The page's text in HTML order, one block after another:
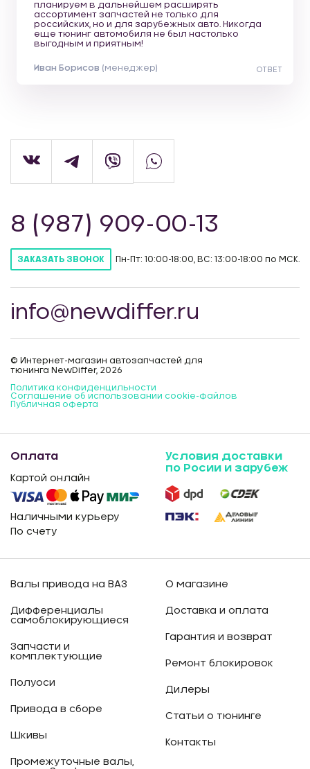
планируем в дальнейшем расширять
ассортимент запчастей не только для
российских, но и для зарубежных авто. Никогда
еще тюнинг автомобиля не был настолько
выгодным и приятным!
Иван Борисов (менеджер)
8 (987) 909-00-13
ЗАКАЗАТЬ ЗВОНОК Пн-Пт: 10:00-18:00, ВС: 13:00-18:00 по МСК.
info@newdiffer.ru
© Интернет-магазин автозапчастей для
тюнинга NewDiffer, 2026
Политика конфиденцильности
Соглашение об использовании cookie-файлов
Публичная оферта
Оплата
Картой онлайн
Наличными курьеру
По счету
Условия доставки
по Росии и зарубеж
Валы привода на ВАЗ
Дифференциалы
самоблокирующиеся
Запчасти и
комплектующие
Полуоси
Привода в сборе
Шкивы
Промежуточные валы,
О магазине
Доставка и оплата
Гарантия и возврат
Ремонт блокировок
Дилеры
Статьи о тюнинге
Контакты